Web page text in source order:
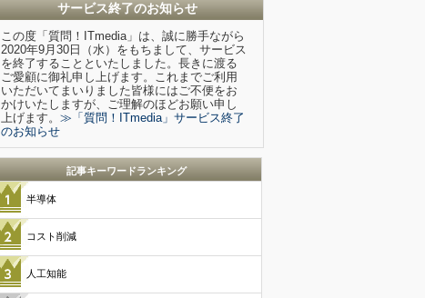
サービス終了のお知らせ
この度「質問！ITmedia」は、誠に勝手ながら
2020年9月30日（水）をもちまして、サービス
を終了することといたしました。長きに渡る
ご愛顧に御礼申し上げます。これまでご利用
いただいてまいりました皆様にはご不便をお
かけいたしますが、ご理解のほどお願い申し
上げます。 ≫「質問！ITmedia」サービス終了
のお知らせ
記事キーワードランキング
半導体
コスト削減
人工知能